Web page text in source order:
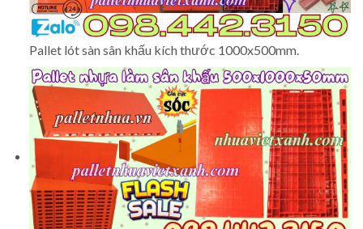
Pallet lót sàn sân khấu kích thước 1000x500mm.